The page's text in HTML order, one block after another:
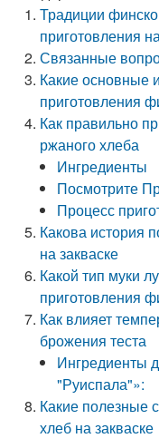
Традиции
приготовления
Связанные
Какие основные
приготовления
Как правильно
ржаного хлеба
Ингредиенты
Посмотрите
Процесс
Какова история
на закваске
Какой тип муки
приготовления
Как влияет
брожения теста
Ингредиенты
"Руиспала"»:
Какие полезные
хлеб на закваске